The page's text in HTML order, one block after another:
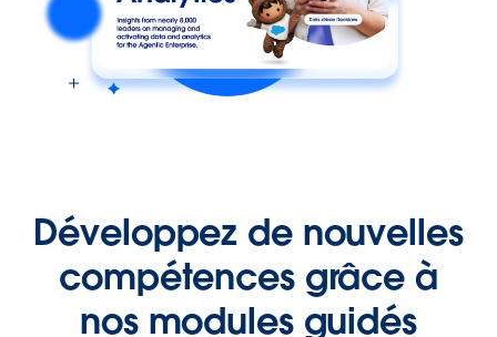
Développez de nouvelles
compétences grâce à
nos modules guidés